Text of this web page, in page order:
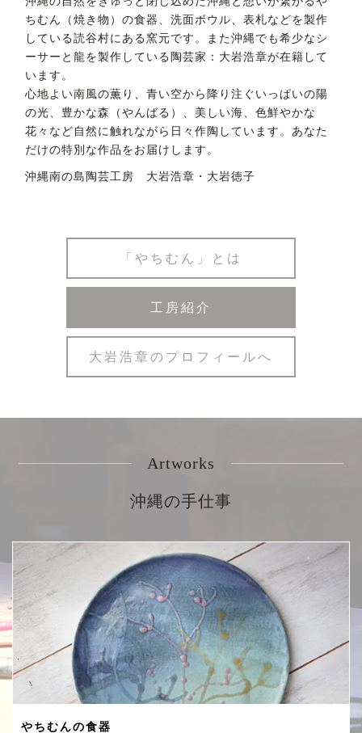
ちむん（焼き物）の食器、洗面ボウル、表札などを製作
している読谷村にある窯元です。また沖縄でも希少なシ
ーサーと龍を製作している陶芸家：大岩浩章が在籍して
います。
心地よい南風の薫り、青い空から降り注ぐいっぱいの陽
の光、 豊かな森（やんばる）、美しい海、色鮮やかな
花々など自然に触れながら日々作陶しています。あなた
だけの特別な作品をお届けします。
沖縄南の島陶芸工房 大岩浩章・大岩徳子
「やちむん」とは
工房紹介
大岩浩章のプロフィールへ
Artworks
沖縄の手仕事
やちむんの食器